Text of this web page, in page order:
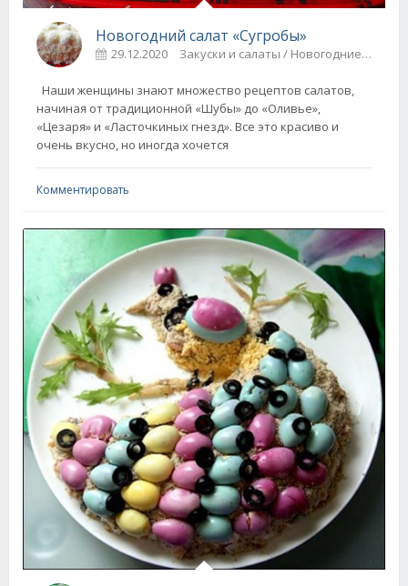
Новогодний салат «Сугробы»
29.12.2020 Закуски и салаты / Новогодние рецепты
Наши женщины знают множество рецептов салатов,
начиная от традиционной «Шубы» до «Оливье»,
«Цезаря» и «Ласточкиных гнезд». Все это красиво и
очень вкусно, но иногда хочется
Комментировать